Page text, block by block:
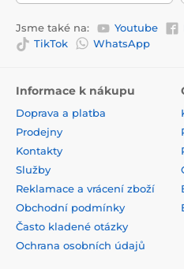
Jsme také na: Youtube
TikTok
WhatsApp
Informace k nákupu
Doprava a platba
Prodejny
Kontakty
Služby
Reklamace a vrácení zboží
Obchodní podmínky
Často kladené otázky
Ochrana osobních údajů